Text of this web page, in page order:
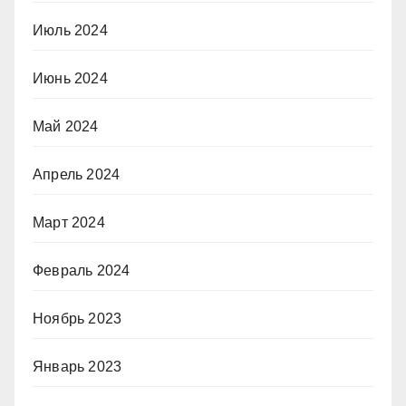
Июль 2024
Июнь 2024
Май 2024
Апрель 2024
Март 2024
Февраль 2024
Ноябрь 2023
Январь 2023